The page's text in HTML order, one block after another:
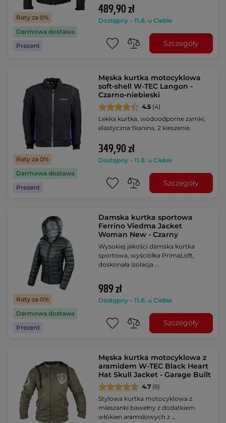
Raty za 0%
Darmowa dostawa
Prezent
489,90 zł
Dostępny – 11.8. u Ciebie
Szczegóły
Raty za 0%
Darmowa dostawa
Prezent
Męska kurtka motocyklowa
soft-shell W-TEC Langon -
Czarno-niebieski
4.5 (4)
Lekka kurtka, wodoodporne zamki,
elastyczna tkanina, 2 kieszenie.
349,90 zł
Dostępny – 11.8. u Ciebie
Szczegóły
Raty za 0%
Darmowa dostawa
Prezent
Damska kurtka sportowa
Ferrino Viedma Jacket
Woman New - Czarny
Wysokiej jakości damska kurtka
sportowa, wyściółka PrimaLoft,
doskonała izolacja …
989 zł
Dostępny – 11.8. u Ciebie
Szczegóły
Męska kurtka motocyklowa z
aramidem W-TEC Black Heart
Hat Skull Jacket - Garage Built
4.7 (6)
Stylowa kurtka motocyklowa z
mieszanki bawełny z dodatkiem
włókien aramidowych z …